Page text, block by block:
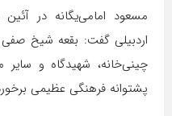
مسعود امامی‌یگانه در
اردبیلی گفت: بقعه شیخ صفی
چینی‌خانه، شهیدگاه و
پشتوانه فرهنگی عظیمی